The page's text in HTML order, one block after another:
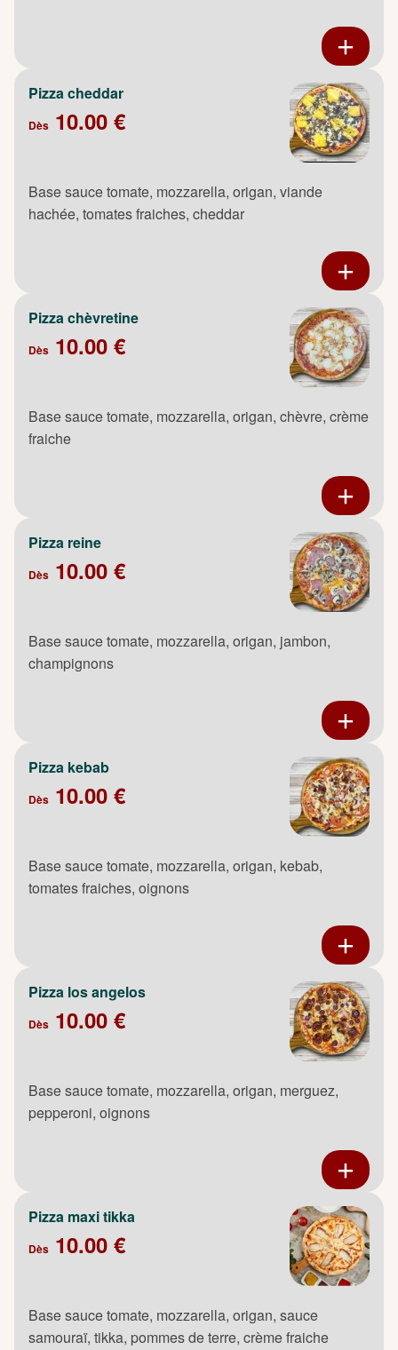
Pizza cheddar
Dès 10.00 €
Base sauce tomate, mozzarella, origan, viande
hachée, tomates fraiches, cheddar
Pizza chèvretine
Dès 10.00 €
Base sauce tomate, mozzarella, origan, chèvre, crème
fraiche
Pizza reine
Dès 10.00 €
Base sauce tomate, mozzarella, origan, jambon,
champignons
Pizza kebab
Dès 10.00 €
Base sauce tomate, mozzarella, origan, kebab,
tomates fraiches, oignons
Pizza los angelos
Dès 10.00 €
Base sauce tomate, mozzarella, origan, merguez,
pepperoni, oignons
Pizza maxi tikka
Dès 10.00 €
Base sauce tomate, mozzarella, origan, sauce
samouraï, tikka, pommes de terre, crème fraiche